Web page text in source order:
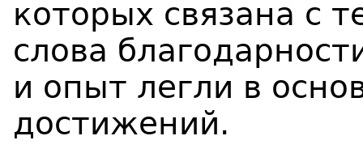
которых связана с
слова
и опыт легли в
достижений.